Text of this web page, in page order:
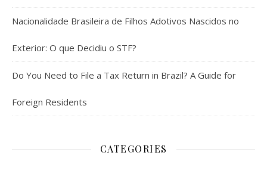
Nacionalidade Brasileira de Filhos Adotivos Nascidos no
Exterior: O que Decidiu o STF?
Do You Need to File a Tax Return in Brazil? A Guide for
Foreign Residents
CATEGORIES